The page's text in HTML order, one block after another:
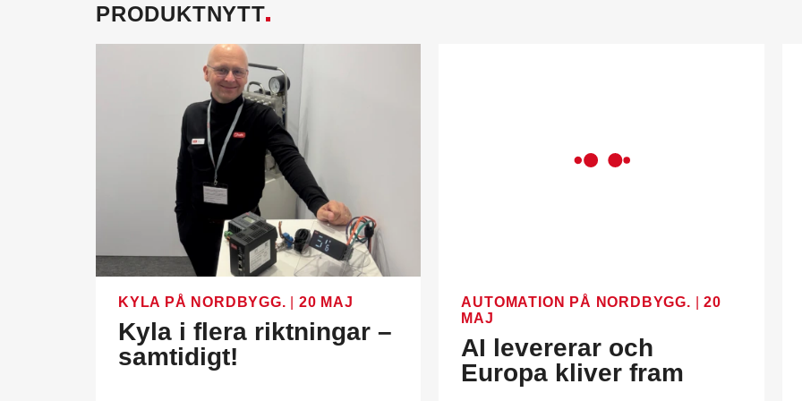
PRODUKTNYTT
KYLA PÅ NORDBYGG. 20 MAJ
Kyla i flera riktningar –
samtidigt!
AUTOMATION PÅ NORDBYGG.
20
MAJ
AI levererar och
Europa kliver fram